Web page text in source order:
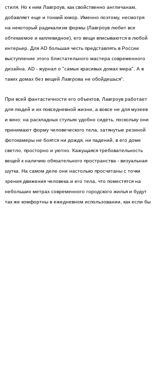
стиля. Но к ним Лавгроув, как свойственно англичанам,
добавляет еще и тонкий юмор. Именно поэтому, несмотря
на некоторый радикализм формы (Лавгроув любит все
обтекаемое и каплевидное), его вещи вписываются в любой
интерьер. Для AD большая честь представлять в России
выступление этого блистательного мастера современного
дизайна. AD - журнал о "самых красивых домах мира". А в
таких домах без вещей Лавгрова не обойдешься".
При всей фантастичности его объектов, Лавгроув работает
для людей и их повседневной жизни, а вовсе не для музеев
и кино: на раскладных стульях удобно сидеть, поскольку они
принимают форму человеческого тела, затянутые резиной
фотокамеры не боятся ни дождя, ни падений, в его доме
светло, просторно и уютно. Кажущаяся требовательность
вещей к наличию обязательного пространства - визуальная
шутка. На самом деле они настолько просчитаны с точки
зрения движения человека и его тела, что поместятся на
небольших метрах современного городского жилья и будут
так же комфортны в ежедневном использовании, как если бы